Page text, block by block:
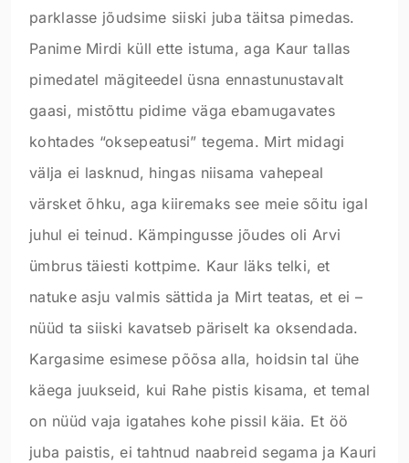
parklasse jõudsime siiski juba täitsa pimedas.
Panime Mirdi küll ette istuma, aga Kaur tallas
pimedatel mägiteedel üsna ennastunustavalt
gaasi, mistõttu pidime väga ebamugavates
kohtades “oksepeatusi” tegema. Mirt midagi
välja ei lasknud, hingas niisama vahepeal
värsket õhku, aga kiiremaks see meie sõitu igal
juhul ei teinud. Kämpingusse jõudes oli Arvi
ümbrus täiesti kottpime. Kaur läks telki, et
natuke asju valmis sättida ja Mirt teatas, et ei –
nüüd ta siiski kavatseb päriselt ka oksendada.
Kargasime esimese põõsa alla, hoidsin tal ühe
käega juukseid, kui Rahe pistis kisama, et temal
on nüüd vaja igatahes kohe pissil käia. Et öö
juba paistis, ei tahtnud naabreid segama ja Kauri